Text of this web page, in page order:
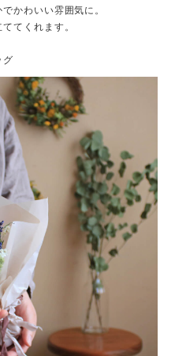
かわいい雰囲気に。
てくれます。
グ